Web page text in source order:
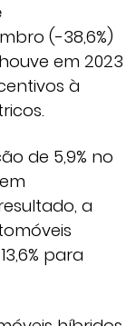
(-38,6%)
em 2023
à
de 5,9% no
a
para